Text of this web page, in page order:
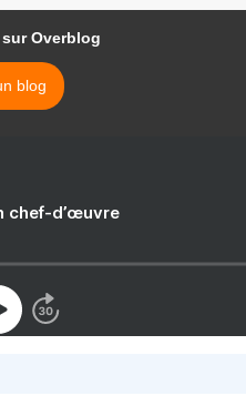
Overblog
blog
chef-d’œuvre